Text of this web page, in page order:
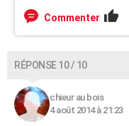
Commenter
RÉPONSE 10 / 10
chieur au bois
4 août 2014 à 21:23